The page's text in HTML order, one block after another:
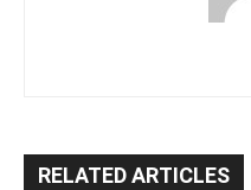
RELATED ARTICLES